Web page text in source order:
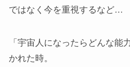
ではなく今を重視するなど…
「宇宙人になったらどんな能
かれた時。